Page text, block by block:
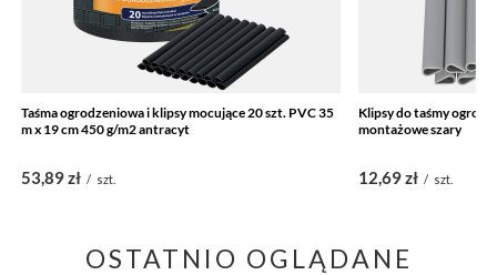
Taśma ogrodzeniowa i klipsy mocujące 20 szt. PVC 35
m x 19 cm 450 g/m2 antracyt
53,89 zł / szt.
Klipsy do taśmy
montażowe szary
12,69 zł / szt.
OSTATNIO OGLĄDANE